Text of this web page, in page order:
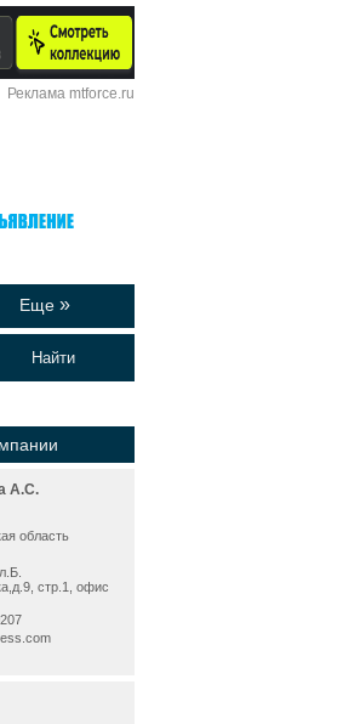
Реклама mtforce.ru
Еще »
на сайте
А.С.
область
стр.1, офис